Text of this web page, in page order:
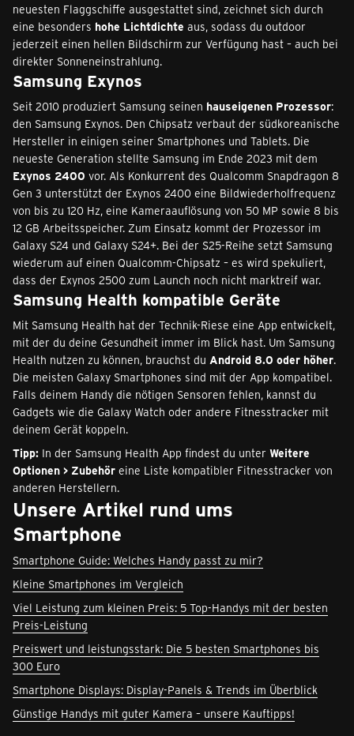
neuesten Flaggschiffe ausgestattet sind, zeichnet sich durch
eine besonders hohe Lichtdichte aus, sodass du outdoor
jederzeit einen hellen Bildschirm zur Verfügung hast – auch bei
direkter Sonneneinstrahlung.
Samsung Exynos
Seit 2010 produziert Samsung seinen hauseigenen Prozessor:
den Samsung Exynos. Den Chipsatz verbaut der südkoreanische
Hersteller in einigen seiner Smartphones und Tablets. Die
neueste Generation stellte Samsung im Ende 2023 mit dem
Exynos 2400 vor. Als Konkurrent des Qualcomm Snapdragon 8
Gen 3 unterstützt der Exynos 2400 eine Bildwiederholfrequenz
von bis zu 120 Hz, eine Kameraauflösung von 50 MP sowie 8 bis
12 GB Arbeitsspeicher. Zum Einsatz kommt der Prozessor im
Galaxy S24 und Galaxy S24+. Bei der S25-Reihe setzt Samsung
wiederum auf einen Qualcomm-Chipsatz – es wird spekuliert,
dass der Exynos 2500 zum Launch noch nicht marktreif war.
Samsung Health kompatible Geräte
Mit Samsung Health hat der Technik-Riese eine App entwickelt,
mit der du deine Gesundheit immer im Blick hast. Um Samsung
Health nutzen zu können, brauchst du Android 8.0 oder höher.
Die meisten Galaxy Smartphones sind mit der App kompatibel.
Falls deinem Handy die nötigen Sensoren fehlen, kannst du
Gadgets wie die Galaxy Watch oder andere Fitnesstracker mit
deinem Gerät koppeln.
Tipp: In der Samsung Health App findest du unter Weitere
Optionen > Zubehör eine Liste kompatibler Fitnesstracker von
anderen Herstellern.
Unsere Artikel rund ums
Smartphone
Smartphone Guide: Welches Handy passt zu mir?
Kleine Smartphones im Vergleich
Viel Leistung zum kleinen Preis: 5 Top-Handys mit der besten
Preis-Leistung
Preiswert und leistungsstark: Die 5 besten Smartphones bis
300 Euro
Smartphone Displays: Display-Panels & Trends im Überblick
Günstige Handys mit guter Kamera – unsere Kauftipps!